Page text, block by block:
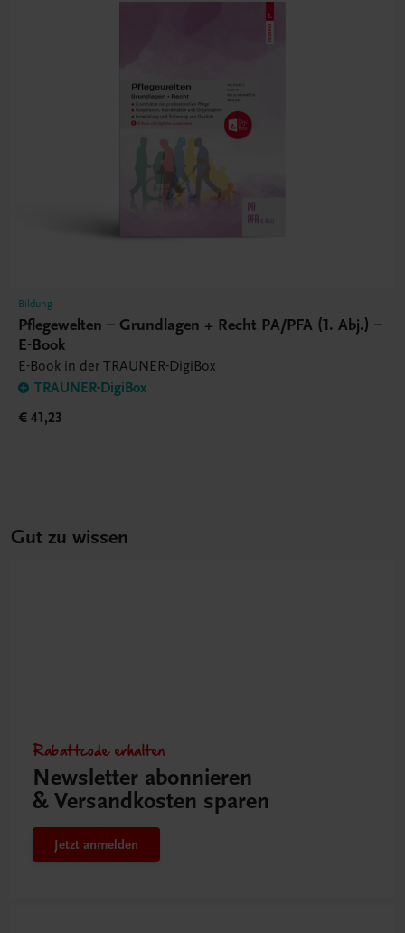
Bildung
Pflegewelten – Grundlagen + Recht PA/PFA (1. Abj.) –
E-Book
E-Book in der TRAUNER-DigiBox
TRAUNER-DigiBox
€ 41,23
Gut zu wissen
Rabattcode erhalten
Newsletter abonnieren
& Versandkosten sparen
Jetzt anmelden